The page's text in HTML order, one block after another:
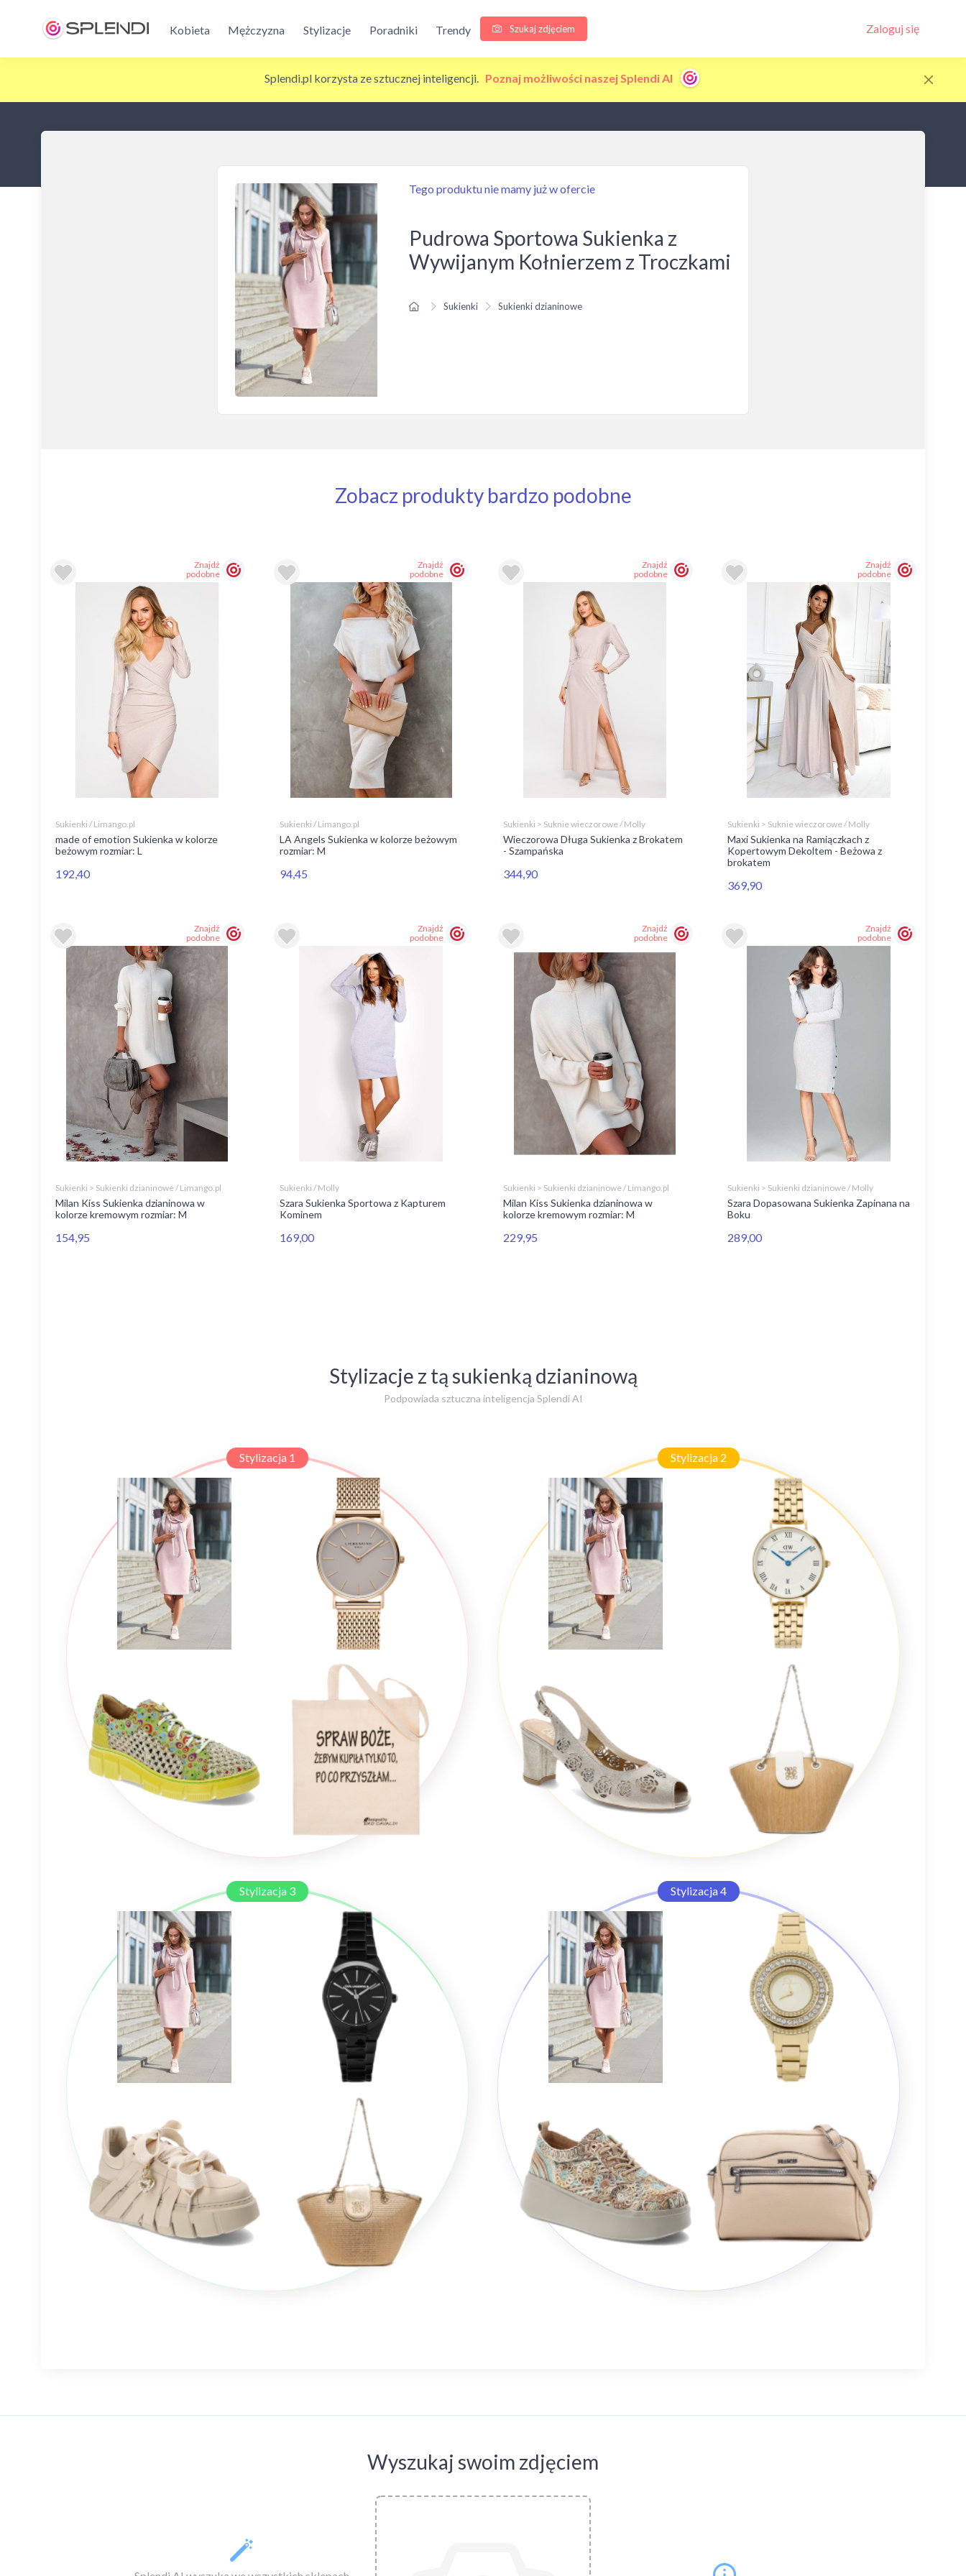
Kobieta Mężczyzna Stylizacje Poradniki Trendy Szukaj zdjęciem Zaloguj się
Splendi.pl korzysta ze sztucznej inteligencji. Poznaj możliwości naszej Splendi AI
Tego produktu nie mamy już w ofercie
Pudrowa Sportowa Sukienka z
Wywijanym Kołnierzem z Troczkami
Sukienki Sukienki dzianinowe
Zobacz produkty bardzo podobne
Znajdź
podobne
Sukienki / Limango.pl
made of emotion Sukienka w kolorze
beżowym rozmiar: L
192,40
Znajdź
podobne
Sukienki / Limango.pl
LA Angels Sukienka w kolorze beżowym
rozmiar: M
94,45
Znajdź
podobne
Sukienki > Suknie wieczorowe / Molly
Wieczorowa Długa Sukienka z Brokatem
- Szampańska
344,90
Znajdź
podobne
Sukienki > Suknie wieczorowe / Molly
Maxi Sukienka na Ramiączkach z
Kopertowym Dekoltem - Beżowa z
brokatem
369,90
Znajdź
podobne
Sukienki > Sukienki dzianinowe / Limango.pl
Milan Kiss Sukienka dzianinowa w
kolorze kremowym rozmiar: M
154,95
Znajdź
podobne
Sukienki / Molly
Szara Sukienka Sportowa z Kapturem
Kominem
169,00
Znajdź
podobne
Sukienki > Sukienki dzianinowe / Limango.pl
Milan Kiss Sukienka dzianinowa w
kolorze kremowym rozmiar: M
229,95
Znajdź
podobne
Sukienki > Sukienki dzianinowe / Molly
Szara Dopasowana Sukienka Zapinana na
Boku
289,00
Stylizacje z tą sukienką dzianinową
Podpowiada sztuczna inteligencja Splendi AI
Stylizacja 1 Stylizacja 2
Stylizacja 3 Stylizacja 4
Wyszukaj swoim zdjęciem